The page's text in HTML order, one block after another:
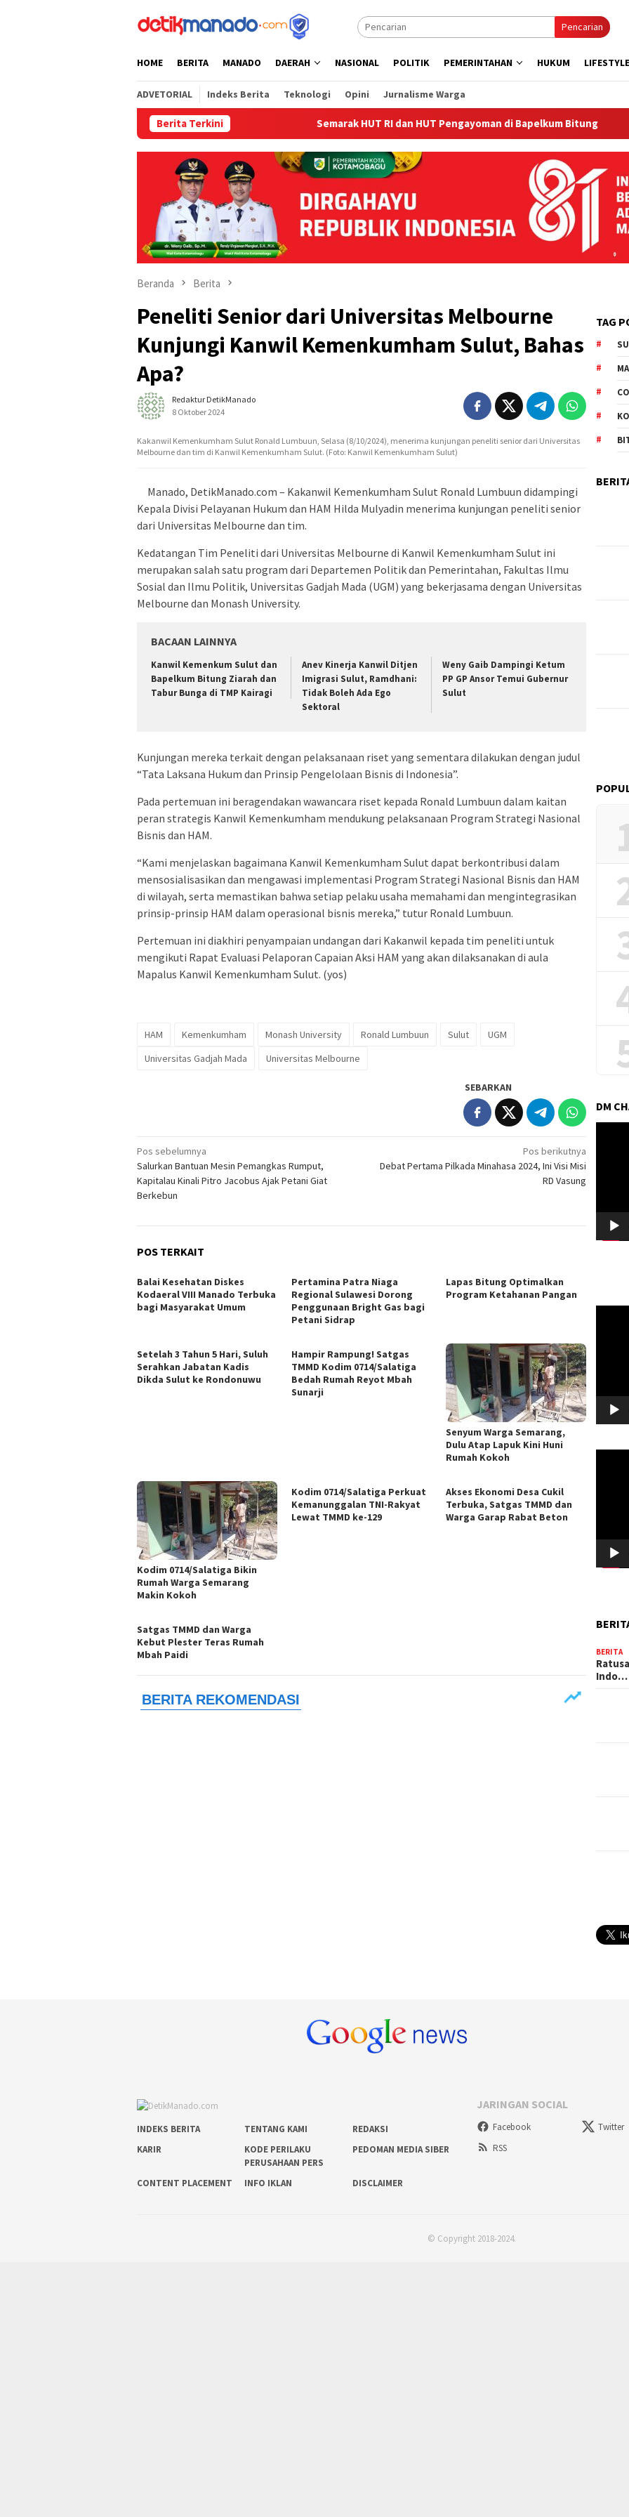
Pencarian
HOME BERITA MANADO DAERAH NASIONAL POLITIK PEMERINTAHAN HUKUM LIFESTYLE
ADVETORIAL Indeks Berita Teknologi Opini Jurnalisme Warga
Berita Terkini Semarak HUT RI dan HUT Pengayoman di Bapelkum Bitung
Beranda Berita
Peneliti Senior dari Universitas Melbourne
Kunjungi Kanwil Kemenkumham Sulut, Bahas
Apa?
Redaktur DetikManado
8 Oktober 2024
Kakanwil Kemenkumham Sulut Ronald Lumbuun, Selasa (8/10/2024), menerima kunjungan peneliti senior dari Universitas
Melbourne dan tim di Kanwil Kemenkumham Sulut. (Foto: Kanwil Kemenkumham Sulut)
Manado, DetikManado.com – Kakanwil Kemenkumham Sulut Ronald Lumbuun didampingi
Kepala Divisi Pelayanan Hukum dan HAM Hilda Mulyadin menerima kunjungan peneliti senior
dari Universitas Melbourne dan tim.
Kedatangan Tim Peneliti dari Universitas Melbourne di Kanwil Kemenkumham Sulut ini
merupakan salah satu program dari Departemen Politik dan Pemerintahan, Fakultas Ilmu
Sosial dan Ilmu Politik, Universitas Gadjah Mada (UGM) yang bekerjasama dengan Universitas
Melbourne dan Monash University.
BACAAN LAINNYA
‎Kanwil Kemenkum Sulut dan
Bapelkum Bitung Ziarah dan
Tabur Bunga di TMP Kairagi
Anev Kinerja Kanwil Ditjen
Imigrasi Sulut, Ramdhani:
Tidak Boleh Ada Ego
Sektoral
Weny Gaib Dampingi Ketum
PP GP Ansor Temui Gubernur
Sulut
Kunjungan mereka terkait dengan pelaksanaan riset yang sementara dilakukan dengan judul
“Tata Laksana Hukum dan Prinsip Pengelolaan Bisnis di Indonesia”.
Pada pertemuan ini beragendakan wawancara riset kepada Ronald Lumbuun dalam kaitan
peran strategis Kanwil Kemenkumham mendukung pelaksanaan Program Strategi Nasional
Bisnis dan HAM.
“Kami menjelaskan bagaimana Kanwil Kemenkumham Sulut dapat berkontribusi dalam
mensosialisasikan dan mengawasi implementasi Program Strategi Nasional Bisnis dan HAM
di wilayah, serta memastikan bahwa setiap pelaku usaha memahami dan mengintegrasikan
prinsip-prinsip HAM dalam operasional bisnis mereka,” tutur Ronald Lumbuun.
Pertemuan ini diakhiri penyampaian undangan dari Kakanwil kepada tim peneliti untuk
mengikuti Rapat Evaluasi Pelaporan Capaian Aksi HAM yang akan dilaksanakan di aula
Mapalus Kanwil Kemenkumham Sulut. (yos)
HAM Kemenkumham Monash University Ronald Lumbuun Sulut
UGM
Universitas Gadjah Mada
Universitas Melbourne
SEBARKAN
Navigasi
pos
Pos sebelumnya
Salurkan Bantuan Mesin Pemangkas Rumput,
Kapitalau Kinali Pitro Jacobus Ajak Petani Giat
Berkebun
Pos berikutnya
Debat Pertama Pilkada Minahasa 2024, Ini Visi Misi
RD Vasung
POS TERKAIT
Balai Kesehatan Diskes
Kodaeral VIII Manado Terbuka
bagi Masyarakat Umum
Pertamina Patra Niaga
Regional Sulawesi Dorong
Penggunaan Bright Gas bagi
Petani Sidrap
Lapas Bitung Optimalkan
Program Ketahanan Pangan
Setelah 3 Tahun 5 Hari, Suluh
Serahkan Jabatan Kadis
Dikda Sulut ke Rondonuwu
Hampir Rampung! Satgas
TMMD Kodim 0714/Salatiga
Bedah Rumah Reyot Mbah
Sunarji
Senyum Warga Semarang,
Dulu Atap Lapuk Kini Huni
Rumah Kokoh
Kodim 0714/Salatiga Bikin
Rumah Warga Semarang
Makin Kokoh
Kodim 0714/Salatiga Perkuat
Kemanunggalan TNI-Rakyat
Lewat TMMD ke-129
Akses Ekonomi Desa Cukil
Terbuka, Satgas TMMD dan
Warga Garap Rabat Beton
Satgas TMMD dan Warga
Kebut Plester Teras Rumah
Mbah Paidi
TAG
DM
BERITA
Indo…
INDEKS BERITA TENTANG KAMI
REDAKSI
KARIR
KODE PERILAKU
PERUSAHAAN PERS
PEDOMAN MEDIA SIBER
CONTENT PLACEMENT INFO IKLAN DISCLAIMER
JARINGAN SOCIAL
Facebook Twitter
RSS
© Copyright 2018-2024.